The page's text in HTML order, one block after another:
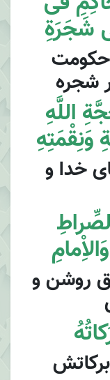
شَجَرَةِ
حكومت
شجره
اللَّهِ
وَنِقْمَتِهِ
خدا و
روشن و